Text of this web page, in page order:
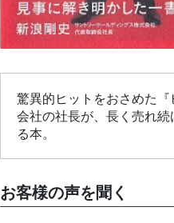
驚異的ヒットをおさめた
会社の社長が、長く売れ
る本。
お客様の声を聞く